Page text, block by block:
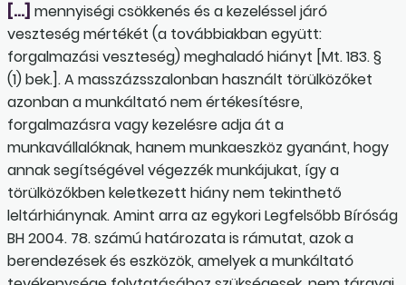
[…] mennyiségi csökkenés és a kezeléssel járó
veszteség mértékét (a továbbiakban együtt:
forgalmazási veszteség) meghaladó hiányt [Mt. 183. §
(1) bek.]. A masszázsszalonban használt törülközőket
azonban a munkáltató nem értékesítésre,
forgalmazásra vagy kezelésre adja át a
munkavállalóknak, hanem munkaeszköz gyanánt, hogy
annak segítségével végezzék munkájukat, így a
törülközőkben keletkezett hiány nem tekinthető
leltárhiánynak. Amint arra az egykori Legfelsőbb Bíróság
BH 2004. 78. számú határozata is rámutat, azok a
berendezések és eszközök, amelyek a munkáltató